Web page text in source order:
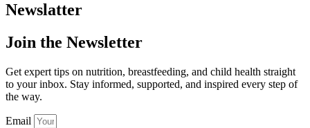
Newslatter
Join the Newsletter
Get expert tips on nutrition, breastfeeding, and child health straight
to your inbox. Stay informed, supported, and inspired every step of
the way.
Email